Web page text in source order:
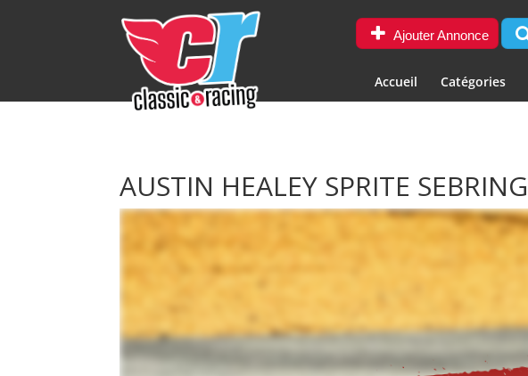
Ajouter Annonce
Accueil Catégories
AUSTIN HEALEY SPRITE SEBRING